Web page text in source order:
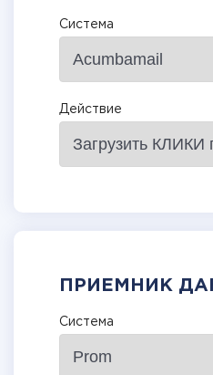
Система
Действие
ПРИЕМНИК
Система